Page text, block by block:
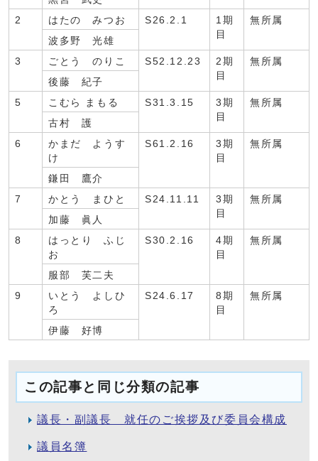
2
はたの みつお S26.2.1
1期
目
無所属
波多野 光雄
3
ごとう のりこ S52.12.23
2期
目
無所属
後藤 紀子
5
こむら まもる S31.3.15
3期
目
無所属
古村 護
6
かまだ ようす
け
S61.2.16
3期
目
無所属
鎌田 鷹介
7
かとう まひと S24.11.11
3期
目
無所属
加藤 眞人
8
はっとり ふじ
お
S30.2.16
4期
目
無所属
服部 芙二夫
9
いとう よしひ
ろ
S24.6.17
8期
目
無所属
伊藤 好博
この記事と同じ分類の記事
議長・副議長 就任のご挨拶及び委員会構成
議員名簿